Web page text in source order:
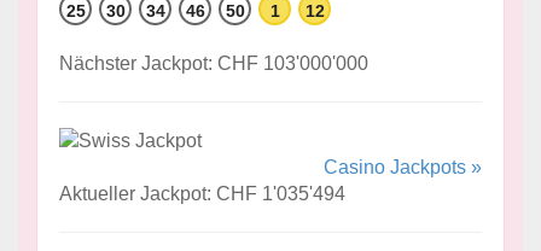
25 30 34 46 50 1 12
Nächster Jackpot: CHF 103'000'000
Casino Jackpots »
Aktueller Jackpot: CHF 1'035'494